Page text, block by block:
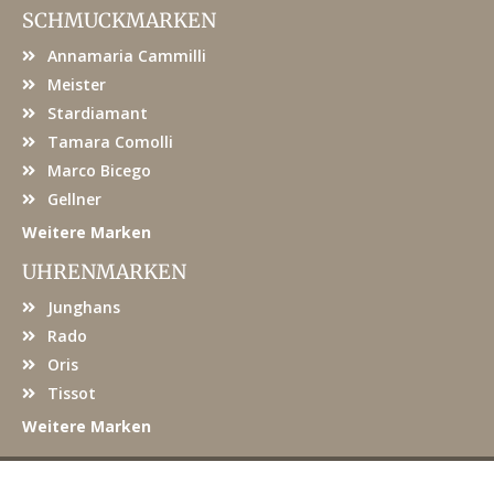
e
b
o
SCHMUCKMARKEN
Annamaria Cammilli
Meister
Stardiamant
Tamara Comolli
Marco Bicego
Gellner
Weitere Marken
UHRENMARKEN
Junghans
Rado
Oris
Tissot
Weitere Marken